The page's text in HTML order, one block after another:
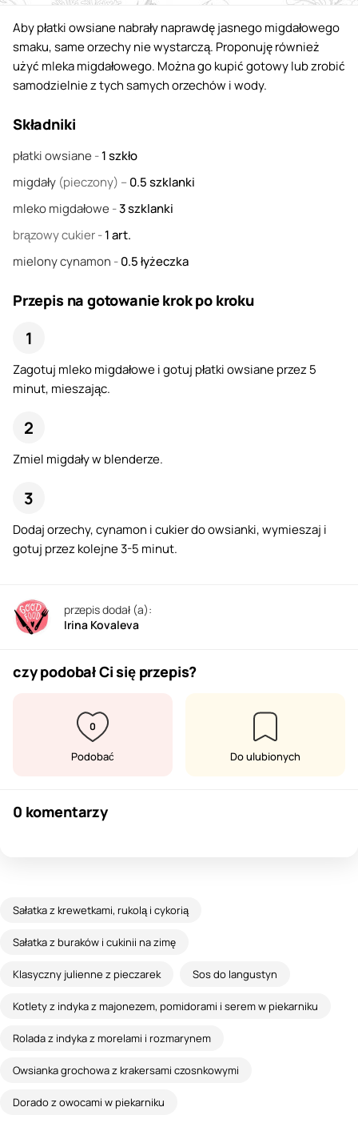
Aby płatki owsiane nabrały naprawdę jasnego migdałowego
smaku, same orzechy nie wystarczą. Proponuję również
użyć mleka migdałowego. Można go kupić gotowy lub zrobić
samodzielnie z tych samych orzechów i wody.
Składniki
płatki owsiane -1szkło
migdały (pieczony) –0.5szklanki
mleko migdałowe -3szklanki
brązowy cukier-1art.
mielony cynamon -0.5łyżeczka
Przepis na gotowanie krok po kroku
Zagotuj mleko migdałowe i gotuj płatki owsiane przez 5
minut, mieszając.
Zmiel migdały w blenderze.
Dodaj orzechy, cynamon i cukier do owsianki, wymieszaj i
gotuj przez kolejne 3-5 minut.
przepis dodał (a):
Irina Kovaleva
czy podobał Ci się przepis?
0
Podobać Do ulubionych
0 komentarzy
Sałatka z krewetkami, rukolą i cykorią
Sałatka z buraków i cukinii na zimę
Klasyczny julienne z pieczarek Sos do langustyn
Kotlety z indyka z majonezem, pomidorami i serem w piekarniku
Rolada z indyka z morelami i rozmarynem
Owsianka grochowa z krakersami czosnkowymi
Dorado z owocami w piekarniku